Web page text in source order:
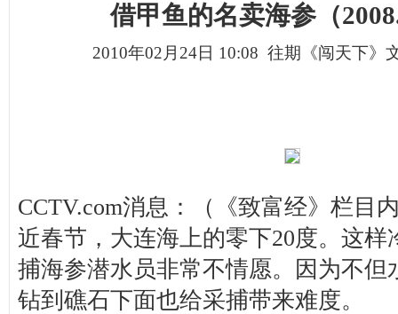
借甲鱼的名卖海参（
2010年02月24日 10:08 往期《闯天下》
CCTV.com消息：（《致富经》栏目
近春节，大连海上的零下20度。这样
捕海参潜水员非常不情愿。因为不但
钻到礁石下面也给采捕带来难度。